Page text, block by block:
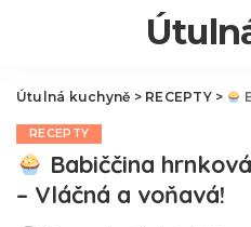
Útulná kuchyně > RECEPTY>
RECEPTY
Babiččina
– Vláčná a voňavá!